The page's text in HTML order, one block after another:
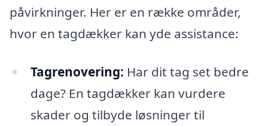
påvirkninger. Her er en række områder,
hvor en tagdækker kan yde assistance:
Tagrenovering: Har dit tag set bedre
dage? En tagdækker kan vurdere
skader og tilbyde løsninger til